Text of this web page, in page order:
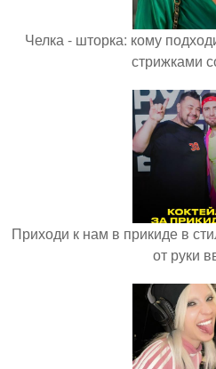
Челка - шторка: кому
стрижками
Приходи к нам в прикиде в
от руки